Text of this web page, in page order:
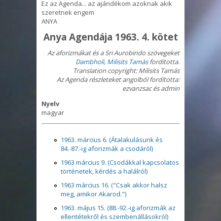
Ez az Agenda... az ajándékom azoknak akik
szeretnek engem
ANYA
Anya Agendája 1963. 4. kötet
Az aforizmákatés a Sri Aurobindo szövegeket
Dambholi, Milisits Tamásfordította.
Translation copyright: Milisits Tamás
Az Agenda részleteket angolból fordította:
ezvanzsac és admin
Nyelv
magyar
1963. március 6. (Átalakulásunk és
84.-87.-ig aforizmák a csodáról)
1963 március 9. (Csodákkal kapcsolatos
történetek, kérdés a halálról)
1963 március 16. ("Csak akkor halsz
meg, amikor Akarod.")
1963. május 15. (88.-92.-ig aforizmák az
ellentétekről és szembenállásokról)